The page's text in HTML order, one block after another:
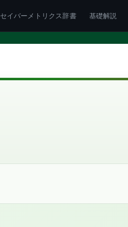
セイバーメトリクス辞書 基礎解説